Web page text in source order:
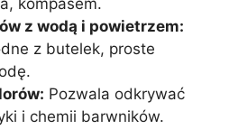
z wodą i powietrzem:
z butelek, proste
Pozwala odkrywać
i chemii barwników.